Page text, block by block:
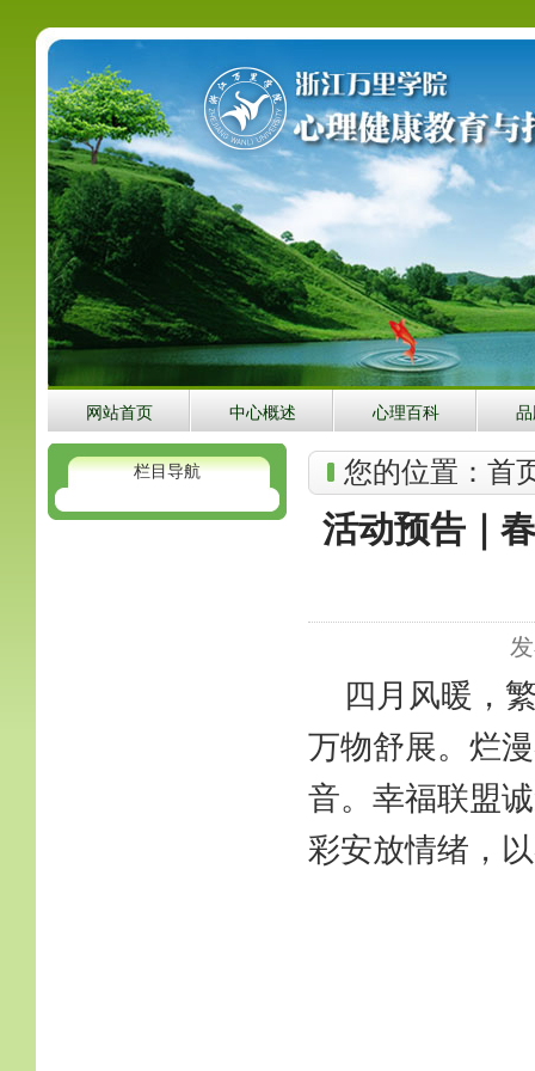
网站首页 中心概述 心理百科
栏目导航 您的位置： 首
活动预告｜
四月风暖，
万物舒展。烂
音。幸福联盟
彩安放情绪，